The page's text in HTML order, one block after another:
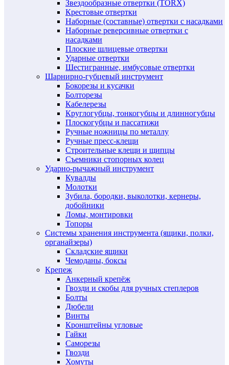
Звездообразные отвертки (TORX)
Крестовые отвертки
Наборные (составные) отвертки с насадками
Наборные реверсивные отвертки с
насадками
Плоские шлицевые отвертки
Ударные отвертки
Шестигранные, имбусовые отвертки
Шарнирно-губцевый инструмент
Бокорезы и кусачки
Болторезы
Кабелерезы
Круглогубцы, тонкогубцы и длинногубцы
Плоскогубцы и пассатижи
Ручные ножницы по металлу
Ручные пресс-клещи
Строительные клещи и щипцы
Съемники стопорных колец
Ударно-рычажный инструмент
Кувалды
Молотки
Зубила, бородки, выколотки, кернеры,
добойники
Ломы, монтировки
Топоры
Системы хранения инструмента (ящики, полки,
органайзеры)
Складские ящики
Чемоданы, боксы
Крепеж
Анкерный крепёж
Гвозди и скобы для ручных степлеров
Болты
Дюбели
Винты
Кронштейны угловые
Гайки
Саморезы
Гвозди
Хомуты